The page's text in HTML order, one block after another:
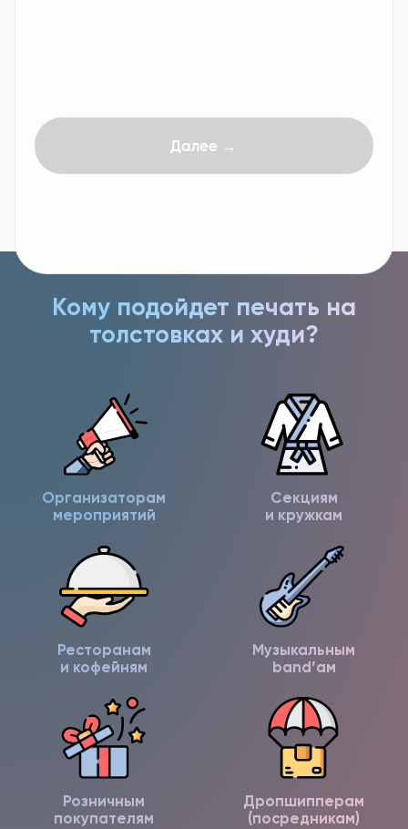
Кому подойдет печать на
толстовках и худи?
Организаторам
мероприятий
Секциям
и кружкам
Ресторанам
и кофейням
Музыкальным
band’ам
Розничным
покупателям
Дропшипперам
(посредникам)